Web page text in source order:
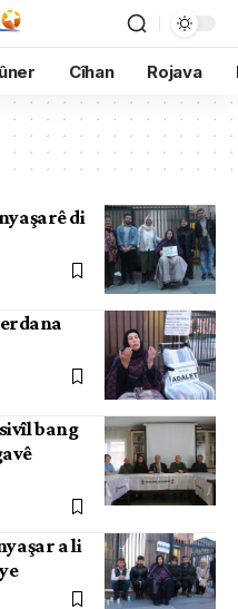
Cîhan Rojava
di
bang
a li